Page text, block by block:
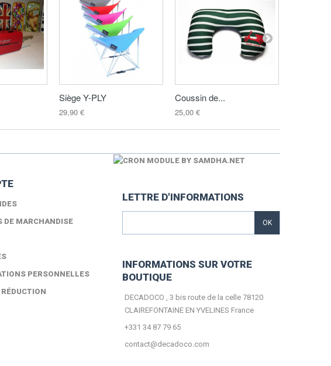
Siège Y-PLY
29,90 €
Coussin de...
25,00 €
DE MARCHANDISE
PERSONNELLES
LETTRE D'INFORMATIONS
OK
INFORMATIONS SUR VOTRE
BOUTIQUE
DECADOCO , 3 bis route de la celle 78120
CLAIREFONTAINE EN YVELINES France
+331 34 87 79 65
contact@decadoco.com